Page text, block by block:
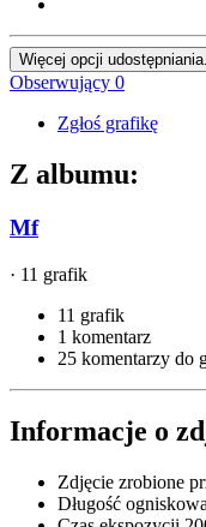
Więcej opcji
Obserwujący 0
Zgłoś grafikę
Z albumu:
Mf
· 11 grafik
11 grafik
1 komentarz
25 komentarzy do
Informacje o
Zdjęcie zrobione
Długość ogniskowa